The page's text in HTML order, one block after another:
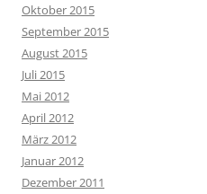
Oktober 2015
September 2015
August 2015
Juli 2015
Mai 2012
April 2012
März 2012
Januar 2012
Dezember 2011